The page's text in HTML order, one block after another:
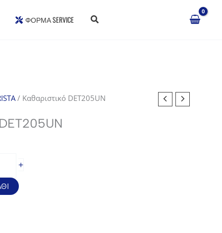
ΦΌΡΜΑ SERVICE
/ Καθαριστικό DET205UN
+